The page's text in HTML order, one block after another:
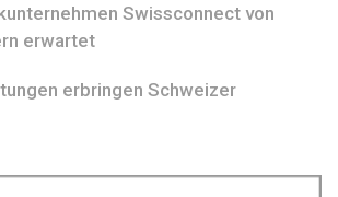
Swissconnect von
erwartet
erbringen Schweizer